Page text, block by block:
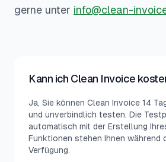
gerne unter info@clean-
Kann ich Clean Invoice
Ja, Sie können Clean Invoice 14
und unverbindlich testen. Die
automatisch mit der Erstellung
Funktionen stehen Ihnen während
Verfügung.